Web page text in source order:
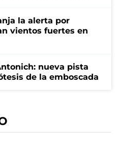
la alerta por
vientos fuertes en
nueva pista
de la emboscada